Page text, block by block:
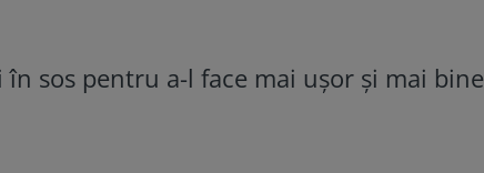
sos pentru a-l face mai ușor și mai bine